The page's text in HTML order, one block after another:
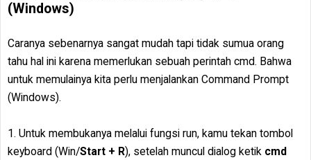
(Windows)
Caranya sebenarnya sangat mudah tapi tidak sumua orang
tahu hal ini karena memerlukan sebuah perintah cmd. Bahwa
untuk memulainya kita perlu menjalankan Command Prompt
(Windows).
1. Untuk membukanya melalui fungsi run, kamu tekan tombol
keyboard (Win/Start + R), setelah muncul dialog ketik cmd